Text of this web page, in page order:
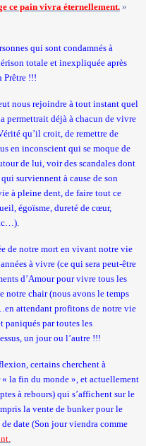
ce pain vivra éternellement. »
qui sont condamnés à
totale et inexpliquée après
Prêtre !!!
nous rejoindre à tout instant quel
permettrait déjà à chacun de vivre
qu’il croit, de remettre de
en inconscient qui se moque de
de lui, voir des scandales dont
surviennent à cause de son
à pleine dent, de faire tout ce
égoïsme, dureté de cœur,
de notre mort en vivant notre vie
à vivre (ce qui sera peut-être
d’Amour pour vivre tous les
notre chair (nous avons le temps
attendant profitons de notre vie
paniqués par toutes les
un jour ou l’autre !!!
certains cherchent à
la fin du monde », et actuellement
à rebours) qui s’affichent sur le
la vente de bunker pour le
date (Son jour viendra comme